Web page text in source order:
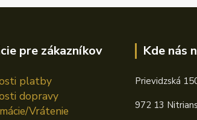
pre zákazníkov
platby
dopravy
Vrátenie
Kde nás
Prievidzská
972 13